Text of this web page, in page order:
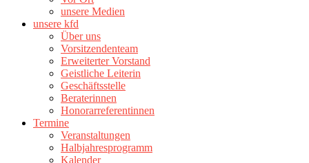
unsere Medien
unsere kfd
Über uns
Vorsitzendenteam
Erweiterter Vorstand
Geistliche Leiterin
Geschäftsstelle
Beraterinnen
Honorarreferentinnen
Termine
Veranstaltungen
Halbjahresprogramm
Kalender